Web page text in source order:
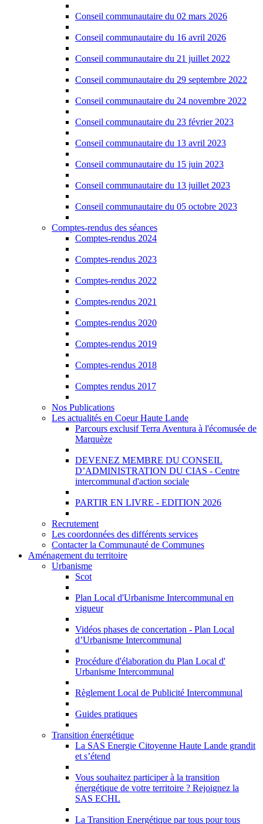
Conseil communautaire du 02 mars 2026
Conseil communautaire du 16 avril 2026
Conseil communautaire du 21 juillet 2022
Conseil communautaire du 29 septembre 2022
Conseil communautaire du 24 novembre 2022
Conseil communautaire du 23 février 2023
Conseil communautaire du 13 avril 2023
Conseil communautaire du 15 juin 2023
Conseil communautaire du 13 juillet 2023
Conseil communautaire du 05 octobre 2023
Comptes-rendus des séances
Comptes-rendus 2024
Comptes-rendus 2023
Comptes-rendus 2022
Comptes-rendus 2021
Comptes-rendus 2020
Comptes-rendus 2019
Comptes-rendus 2018
Comptes rendus 2017
Nos Publications
Les actualités en Coeur Haute Lande
Parcours exclusif Terra Aventura à l'écomusée de
Marquèze
DEVENEZ MEMBRE DU CONSEIL
D’ADMINISTRATION DU CIAS - Centre
intercommunal d'action sociale
PARTIR EN LIVRE - EDITION 2026
Recrutement
Les coordonnées des différents services
Contacter la Communauté de Communes
Aménagement du territoire
Urbanisme
Scot
Plan Local d'Urbanisme Intercommunal en
vigueur
Vidéos phases de concertation - Plan Local
d’Urbanisme Intercommunal
Procédure d'élaboration du Plan Local d'
Urbanisme Intercommunal
Règlement Local de Publicité Intercommunal
Guides pratiques
Transition énergétique
La SAS Energie Citoyenne Haute Lande grandit
et s’étend
Vous souhaitez participer à la transition
énergétique de votre territoire ? Rejoignez la
SAS ECHL
La Transition Energétique par tous pour tous